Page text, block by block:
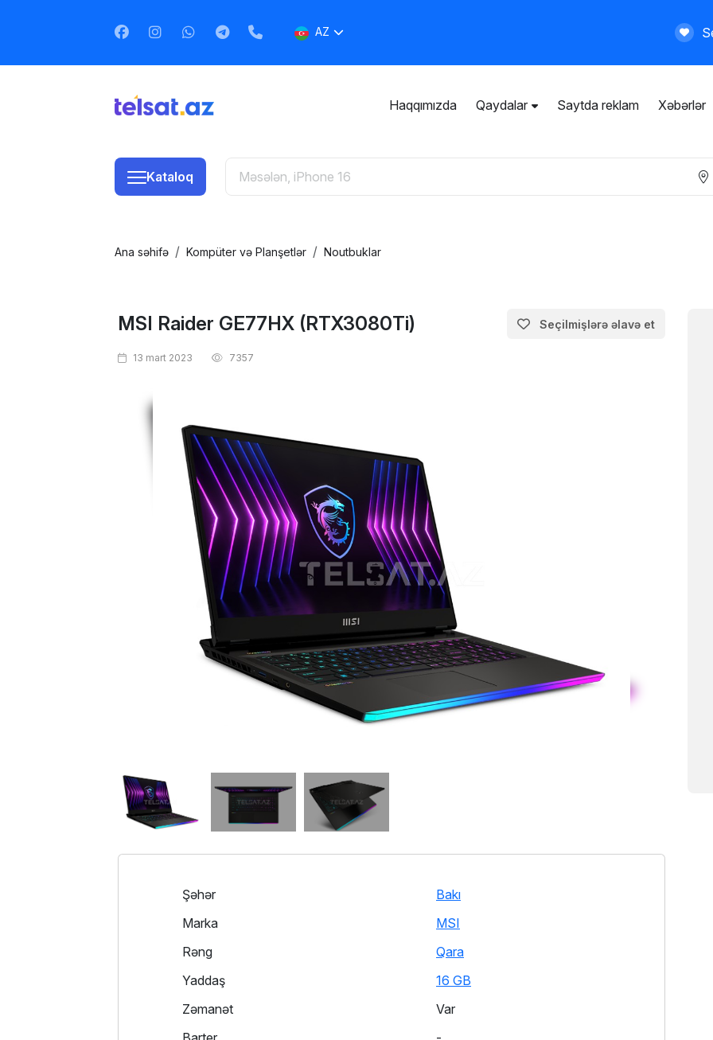
AZ
Haqqımızda Qaydalar Saytda reklam Xəbərlər
Kataloq
Ana səhifə Kompüter və Planşetlər Noutbuklar
MSI Raider GE77HX (RTX3080Ti) Seçilmişlərə əlavə et
13 mart 2023 7357
Şəhər
Bakı
Marka
MSI
Rəng
Qara
Yaddaş
16 GB
Zəmanət
Var